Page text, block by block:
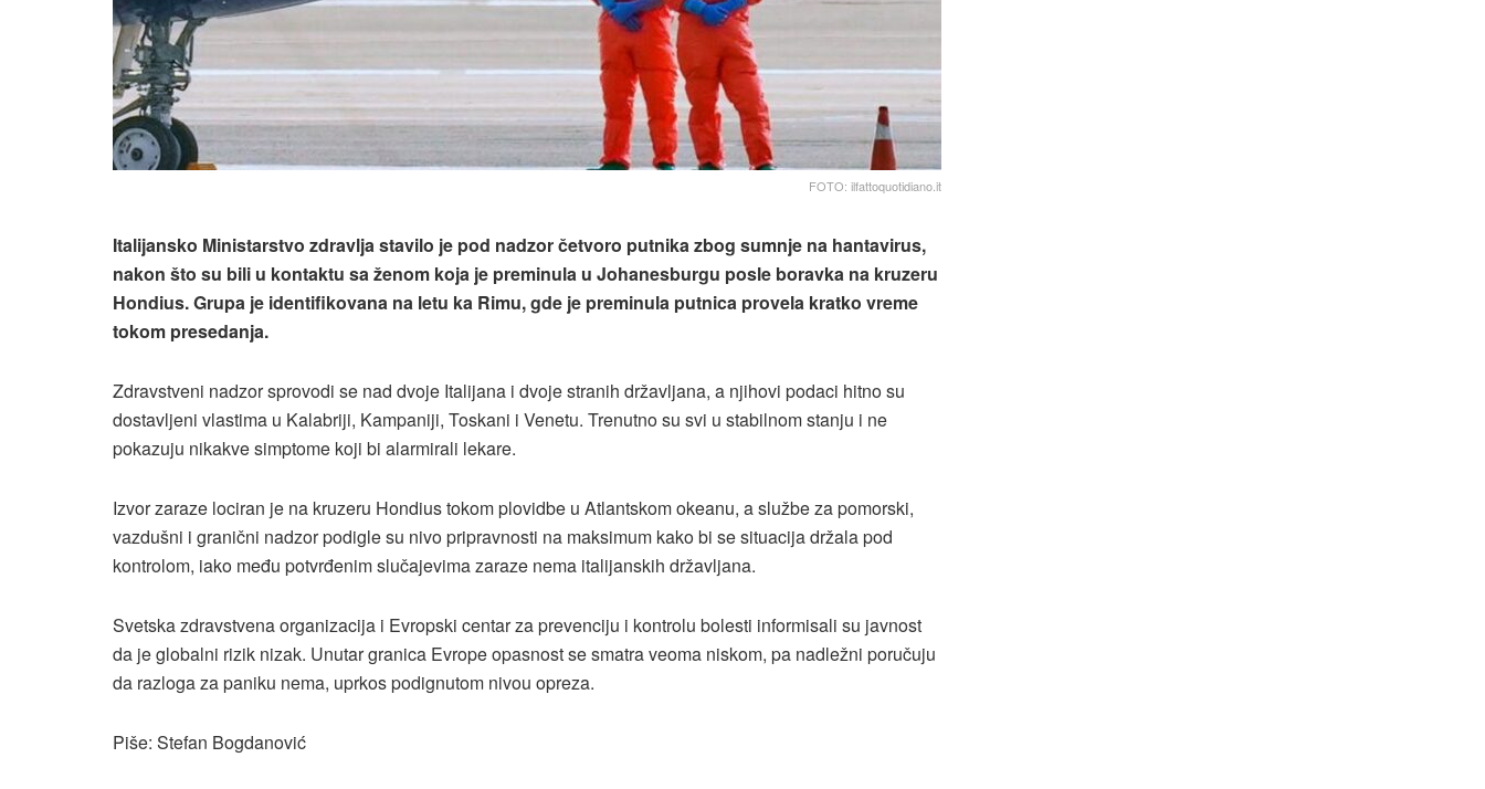
FOTO: ilfattoquotidiano.it
Italijansko Ministarstvo zdravlja stavilo je pod nadzor četvoro putnika zbog sumnje na hantavirus,
nakon što su bili u kontaktu sa ženom koja je preminula u Johanesburgu posle boravka na kruzeru
Hondius. Grupa je identifikovana na letu ka Rimu, gde je preminula putnica provela kratko vreme
tokom presedanja.
Zdravstveni nadzor sprovodi se nad dvoje Italijana i dvoje stranih državljana, a njihovi podaci hitno su
dostavljeni vlastima u Kalabriji, Kampaniji, Toskani i Venetu. Trenutno su svi u stabilnom stanju i ne
pokazuju nikakve simptome koji bi alarmirali lekare.
Izvor zaraze lociran je na kruzeru Hondius tokom plovidbe u Atlantskom okeanu, a službe za pomorski,
vazdušni i granični nadzor podigle su nivo pripravnosti na maksimum kako bi se situacija držala pod
kontrolom, iako među potvrđenim slučajevima zaraze nema italijanskih državljana.
Svetska zdravstvena organizacija i Evropski centar za prevenciju i kontrolu bolesti informisali su javnost
da je globalni rizik nizak. Unutar granica Evrope opasnost se smatra veoma niskom, pa nadležni poručuju
da razloga za paniku nema, uprkos podignutom nivou opreza.
Piše: Stefan Bogdanović